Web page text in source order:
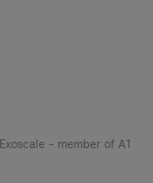
– member of A1